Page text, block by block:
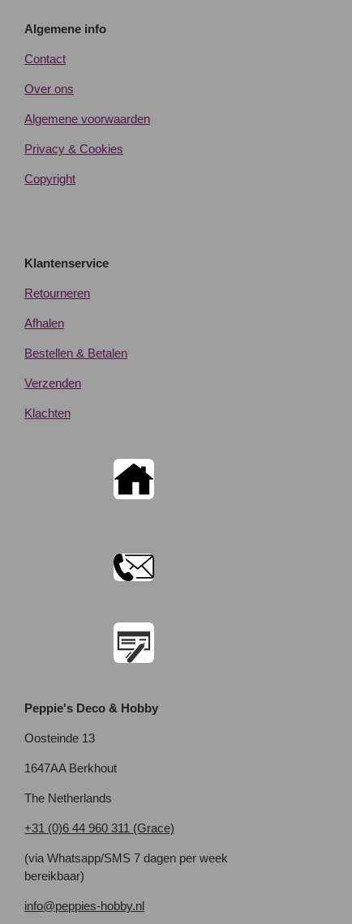
Algemene info
Contact
Over ons
Algemene voorwaarden
Privacy & Cookies
Copyright
Klantenservice
Retourneren
Afhalen
Bestellen & Betalen
Verzenden
Klachten
Peppie's Deco & Hobby
Oosteinde 13
1647AA Berkhout
The Netherlands
+31 (0)6 44 960 311 (Grace)
(via Whatsapp/SMS 7 dagen per week
bereikbaar)
info@peppies-hobby.nl